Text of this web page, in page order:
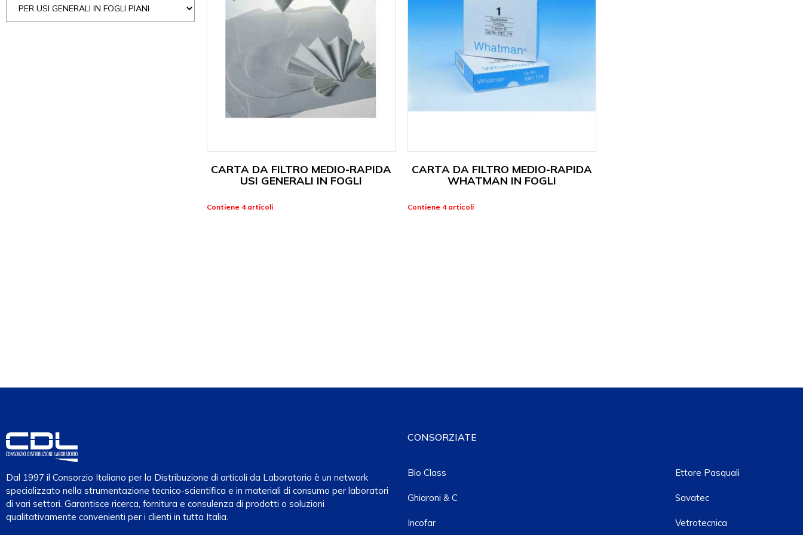
CARTA DA FILTRO MEDIO-RAPIDA
USI GENERALI IN FOGLI
Contiene 4 articoli
CARTA DA FILTRO MEDIO-RAPIDA
WHATMAN IN FOGLI
Contiene 4 articoli
Dal 1997 il Consorzio Italiano per la Distribuzione di articoli da Laboratorio è un network
specializzato nella strumentazione tecnico-scientifica e in materiali di consumo per laboratori
di vari settori. Garantisce ricerca, fornitura e consulenza di prodotti o soluzioni
qualitativamente convenienti per i clienti in tutta Italia.
CONSORZIATE
Bio Class
Ghiaroni & C
Incofar
Ettore Pasquali
Savatec
Vetrotecnica